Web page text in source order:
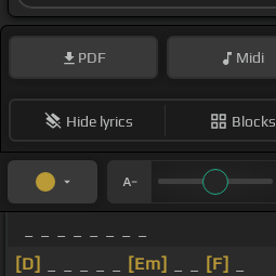
PDF Midi
Hide lyrics Blocks
[D]
[Em] [F]